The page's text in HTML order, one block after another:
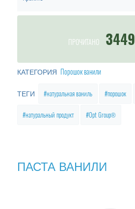
ПРОЧИТАНО 3449
КАТЕГОРИЯ Порошок ванили
ТЕГИ натуральная ваниль порошок
натуральный продукт Opt Group®
ПАСТА ВАНИЛИ